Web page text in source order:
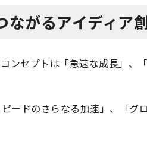
ながるアイディア
ンセプトは「急速な成長」、
ードのさらなる加速」、「グ